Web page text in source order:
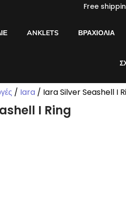
Free
ANKLETS ΒΡΑΧΙΌΛΙΑ
/ Iara / Iara Silver Seashell I
I Ring